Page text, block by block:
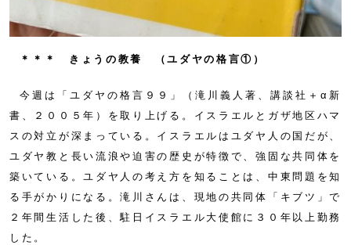
＊＊＊ きょうの教養 （ユダヤの格言①）
今週は「ユダヤの格言９９」（滝川義人著、講談社＋α新
書、２００５年）を取り上げる。イスラエルとガザ地区ハマ
スの対立が深まっている。イスラエルはユダヤ人の国だが、
ユダヤ教と長い流浪や迫害の歴史が特徴で、強固な共同体を
築いている。ユダヤ人の考え方を知ることは、中東問題を知
る手がかりになる。滝川さんは、現地の共同体「キブツ」で
２年間生活した後、駐日イスラエル大使館に３０年以上勤務
した。